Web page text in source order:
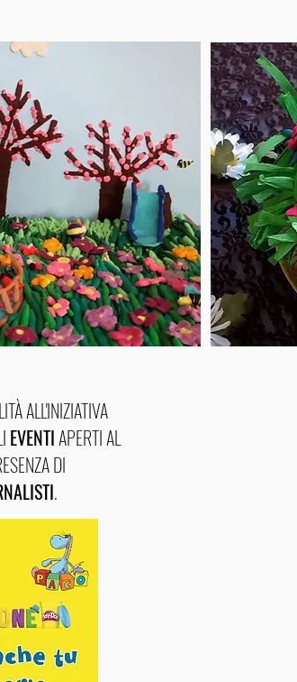
ALL'INIZIATIVA
EVENTIAPERTI AL
DI
.